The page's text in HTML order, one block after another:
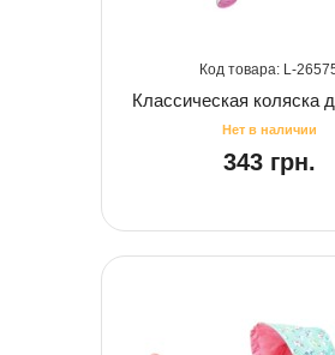
Классическая коляска
343 грн.